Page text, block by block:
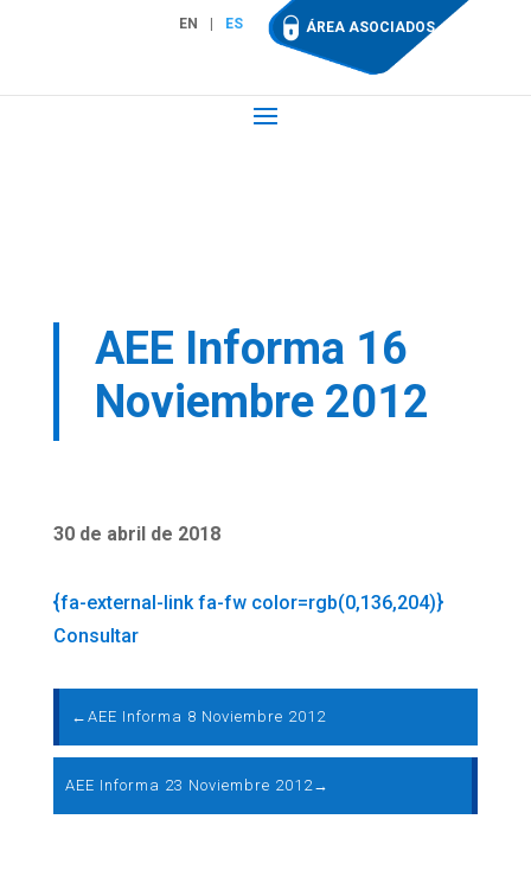
EN ES ÁREA ASOCIADOS
AEE Informa 16
Noviembre 2012
30 de abril de 2018
{fa-external-link fa-fw color=rgb(0,136,204)}
Consultar
← AEE Informa 8 Noviembre 2012
AEE Informa 23 Noviembre 2012→